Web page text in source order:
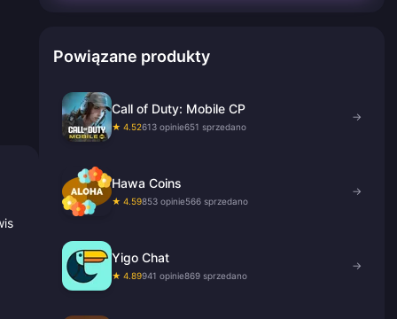
Powiązane produkty
Call of Duty: Mobile CP
★ 4.52613 opinie651 sprzedano
→
Hawa Coins
★ 4.59853 opinie566 sprzedano
→
Yigo Chat
★ 4.89941 opinie869 sprzedano
→